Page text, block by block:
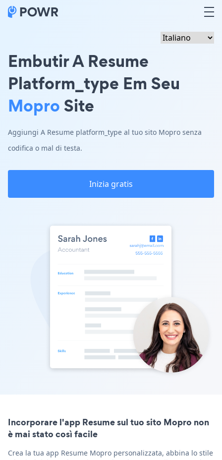
Embutir A Resume
Platform_type Em Seu
MoproSite
Aggiungi A Resume platform_type al tuo sito Mopro senza
codifica o mal di testa.
Inizia gratis
Incorporare l'app Resume sul tuo sito Mopro non
è mai stato così facile
Crea la tua app Resume Mopro personalizzata, abbina lo stile